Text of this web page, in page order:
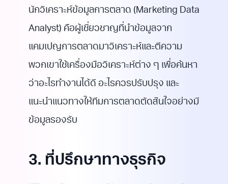
นักวิเคราะห์ข้อมูลการตลาด (Marketing Data
Analyst) คือผู้เชี่ยวชาญที่นำข้อมูลจาก
แคมเปญการตลาดมาวิเคราะห์และตีความ
พวกเขาใช้เครื่องมือวิเคราะห์ต่าง ๆ เพื่อค้นหา
ว่าอะไรทำงานได้ดี อะไรควรปรับปรุง และ
แนะนำแนวทางให้ทีมการตลาดตัดสินใจอย่างมี
ข้อมูลรองรับ
3. ที่ปรึกษาทางธุรกิจ